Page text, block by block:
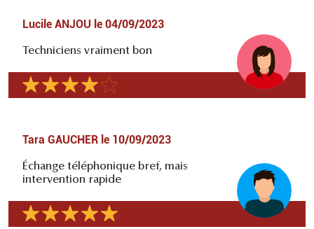
Lucile ANJOU le 04/09/2023
Techniciens vraiment bon
Tara GAUCHER le 10/09/2023
Échange téléphonique bref, mais
intervention rapide